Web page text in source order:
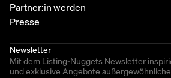
Partner:in werden
Presse
Newsletter
Mit dem Listing-Nuggets Newsletter
und exklusive Angebote